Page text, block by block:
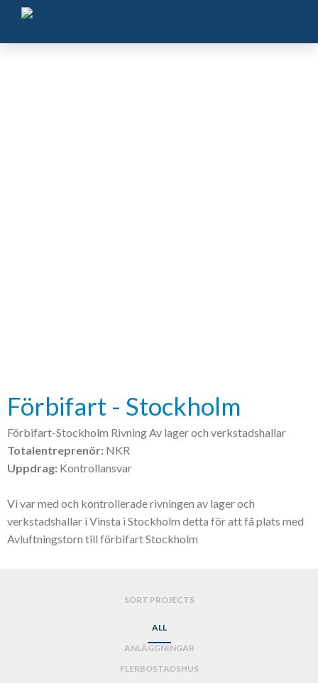
Förbifart - Stockholm
Förbifart-Stockholm Rivning Av lager och verkstadshallar
Totalentreprenör: NKR
Uppdrag: Kontrollansvar
Vi var med och kontrollerade rivningen av lager och
verkstadshallar i Vinsta i Stockholm detta för att få plats med
Avluftningstorn till förbifart Stockholm
SORT PROJECTS
ALL
ANLÄGGNINGAR
FLERBOSTADSHUS